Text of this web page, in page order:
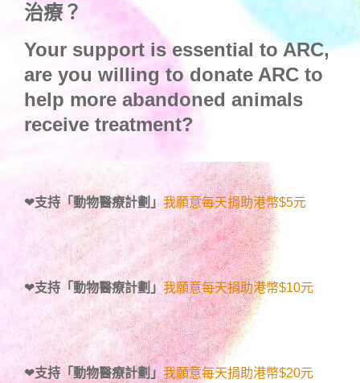
治療？
Your support is essential to ARC,
are you willing to donate ARC to
help more abandoned animals
receive treatment?
❤支持「動物醫療計劃」 我願意每天捐助港幣$5元
❤支持「動物醫療計劃」 我願意每天捐助港幣$10元
❤支持「動物醫療計劃」我願意每天捐助港幣$20元